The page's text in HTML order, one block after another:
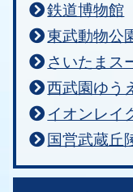
鉄道博物館
東武動物公
さいたまス
西武園ゆう
イオンレイ
国営武蔵丘